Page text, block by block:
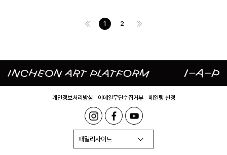
1 2
개인정보처리방침 이메일무단수집거부 메일링 신청
패밀리사이트